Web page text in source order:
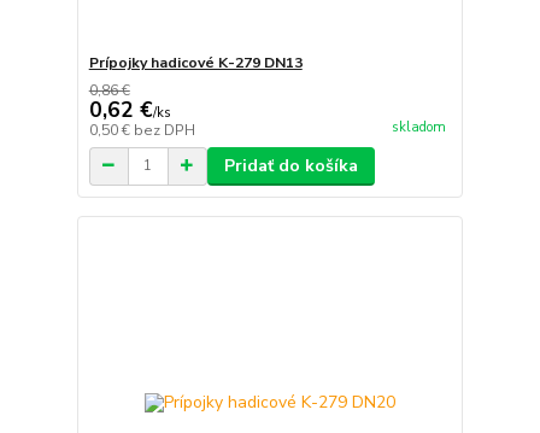
Prípojky hadicové K-279 DN13
0,86 €
0,62 €/ks
0,50 € bez DPH skladom
Pridať do košíka